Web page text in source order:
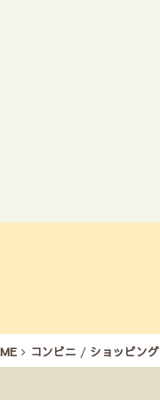
コンビニ / ショッピング